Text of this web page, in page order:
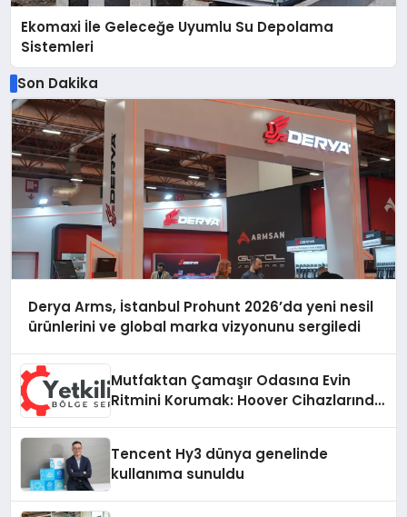
Ekomaxi İle Geleceğe Uyumlu Su Depolama
Sistemleri
Son Dakika
Derya Arms, İstanbul Prohunt 2026’da yeni nesil
ürünlerini ve global marka vizyonunu sergiledi
Mutfaktan Çamaşır Odasına Evin
Ritmini Korumak: Hoover Cihazlarında
Tencent Hy3 dünya genelinde
kullanıma sunuldu